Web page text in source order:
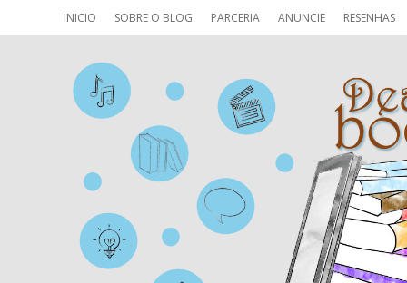
INICIO SOBRE O BLOG PARCERIA ANUNCIE RESENHAS